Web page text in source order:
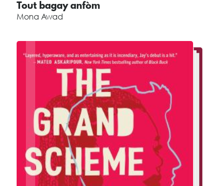
Tout bagay anfòm
Mona Awad